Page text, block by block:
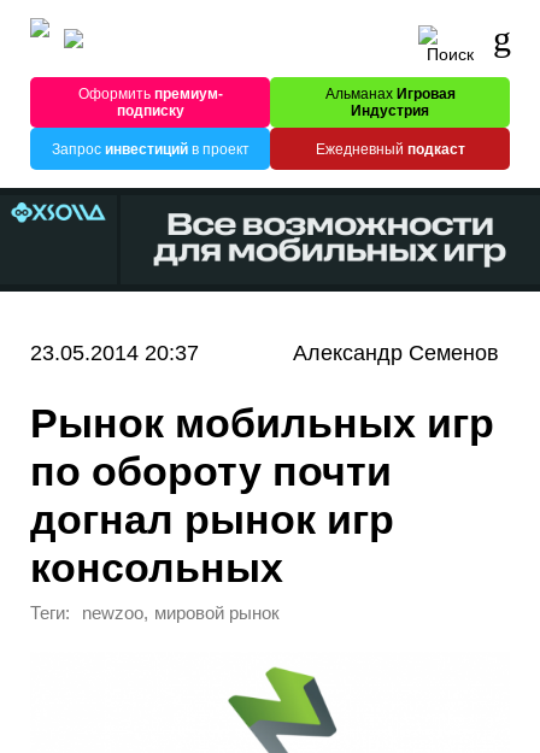
Оформитьпремиум-
подписку
Альманах Игровая
Индустрия
Запрос инвестицийв проект Ежедневный подкаст
23.05.2014 20:37 Александр Семенов
Рынок мобильных игр
по обороту почти
догнал рынок игр
консольных
Теги: newzoo, мировой рынок